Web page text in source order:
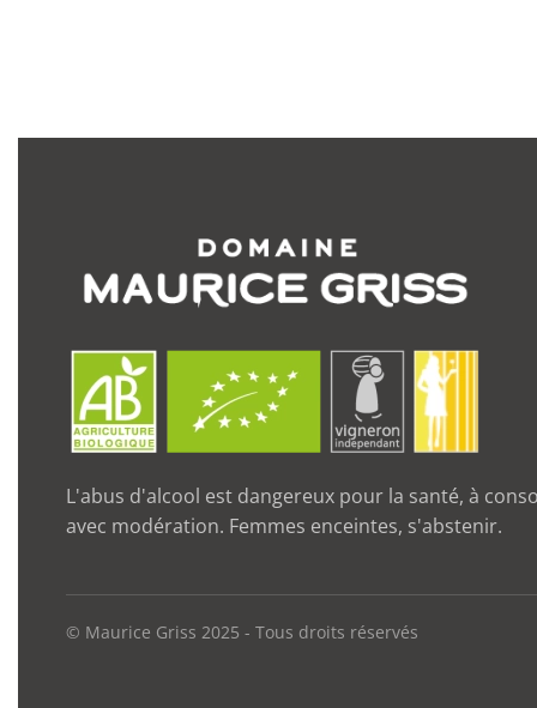
L'abus d'alcool est dangereux pour la santé, à
avec modération. Femmes enceintes, s'abstenir.
© Maurice Griss 2025 - Tous droits réservés